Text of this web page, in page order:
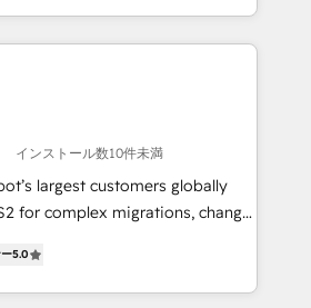
- delivering the right
right time so operations
across EMEA, APAC and NAM,
CRM programmes and
HubSpot Hub. 🧭 From
to AI-powered automation,
into clarity, human at global
it is proof of trust built through
インストール数10件未満
largest customers globally
for complex migrations, change
measurable impact and
one of the few full-
5.0